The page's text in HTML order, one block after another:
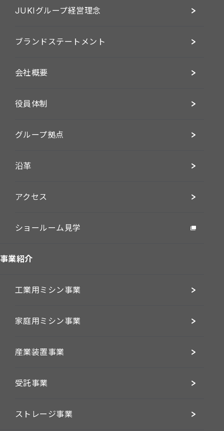
JUKIグループ経営理念
ブランドステートメント
会社概要
役員体制
グループ拠点
沿革
アクセス
ショールーム見学
事業紹介
工業用ミシン事業
家庭用ミシン事業
産業装置事業
受託事業
ストレージ事業